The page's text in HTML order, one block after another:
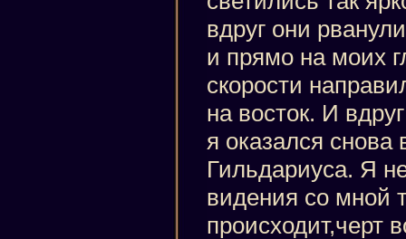
вдруг они
и прямо на моих
скорости
на восток. И вдруг
я оказался снова
Гильдариуса. Я
видения со мной
происходит,черт